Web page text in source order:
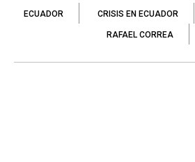
ECUADOR CRISIS EN ECUADOR
RAFAEL CORREA